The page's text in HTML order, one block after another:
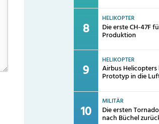
HELIKOPTER
Die erste CH-47F
Produktion
HELIKOPTER
Airbus
Prototyp in die
MILITÄR
Die ersten
nach Büchel